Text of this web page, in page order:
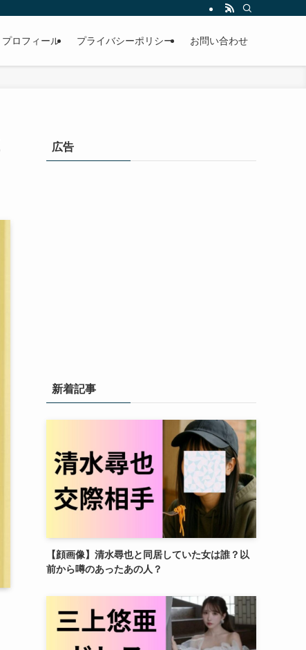
プロフィール プライバシーポリシー お問い合わせ
広告
新着記事
【顔画像】清水尋也と同居していた女は誰？以
前から噂のあったあの人？